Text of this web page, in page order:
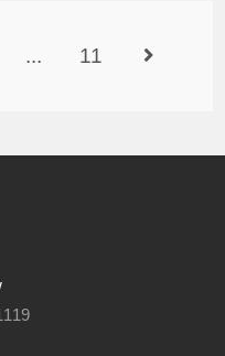
... 11